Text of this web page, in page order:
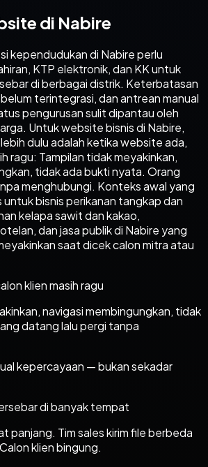
di Nabire
kependudukan di Nabire perlu
KTP elektronik, dan KK untuk
di berbagai distrik. Keterbatasan
terintegrasi, dan antrean manual
pengurusan sulit dipantau oleh
Untuk website bisnis di Nabire,
dulu adalah ketika website ada,
ragu: Tampilan tidak meyakinkan,
tidak ada bukti nyata. Orang
menghubungi. Konteks awal yang
untuk bisnis perikanan tangkap dan
kelapa sawit dan kakao,
dan jasa publik di Nabire yang
saat dicek calon mitra atau
klien masih ragu
navigasi membingungkan, tidak
datang lalu pergi tanpa
kepercayaan — bukan sekadar
di banyak tempat
panjang. Tim sales kirim file berbeda
klien bingung.